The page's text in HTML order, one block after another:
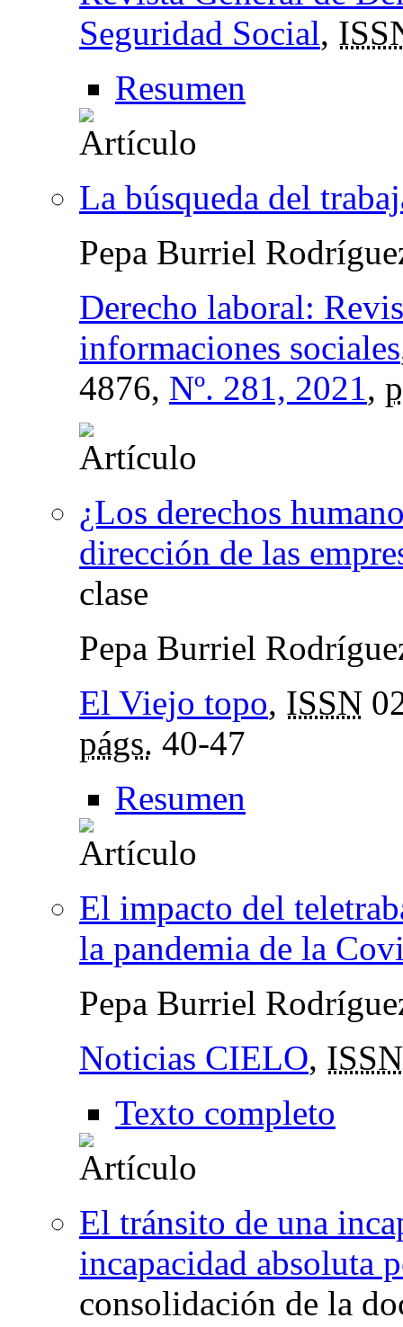
Seguridad Social,
Resumen
La búsqueda del
Pepa Burriel
Derecho laboral:
informaciones sociales
4876, Nº. 281, 2021,
¿Los derechos
dirección de las
clase
Pepa Burriel
El Viejo topo, ISSN
págs. 40-47
Resumen
El impacto del
la pandemia de la
Pepa Burriel
Noticias CIELO,
Texto completo
El tránsito de una
incapacidad absoluta
consolidación de la